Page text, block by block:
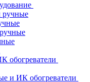
ручные
обогреватели
и ИК обогреватели